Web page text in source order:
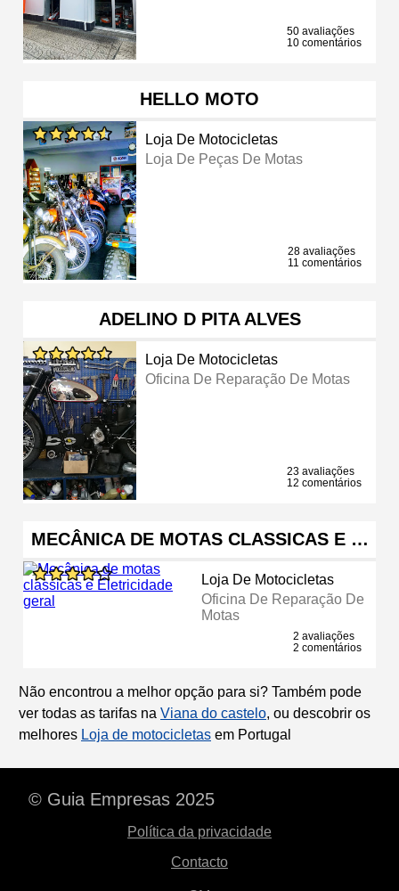
50 avaliações
10 comentários
HELLO MOTO
Loja De Motocicletas
Loja De Peças De Motas
28 avaliações
11 comentários
ADELINO D PITA ALVES
Loja De Motocicletas
Oficina De Reparação De Motas
23 avaliações
12 comentários
MECÂNICA DE MOTAS CLASSICAS E …
Loja De Motocicletas
Oficina De Reparação De
Motas
2 avaliações
2 comentários
Não encontrou a melhor opção para si? Também pode
ver todas as tarifas na Viana do castelo, ou descobrir os
melhores Loja de motocicletas em Portugal
© Guia Empresas 2025
Política da privacidade
Contacto